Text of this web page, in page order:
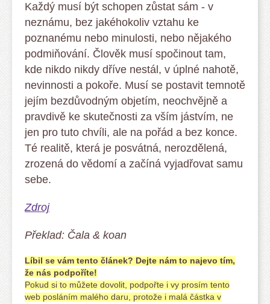
Každý musí být schopen zůstat sám - v
neznámu, bez jakéhokoliv vztahu ke
poznanému nebo minulosti, nebo nějakého
podmiňování. Člověk musí spočinout tam,
kde nikdo nikdy dříve nestál, v úplné nahotě,
nevinnosti a pokoře. Musí se postavit temnotě
jejím bezdůvodným objetím, neochvějně a
pravdivě ke skutečnosti za vším jástvím, ne
jen pro tuto chvíli, ale na pořád a bez konce.
Té realitě, která je posvátná, nerozdělená,
zrozená do vědomí a začíná vyjadřovat samu
sebe.
Zdroj
Překlad: Čala & koan
Líbil se vám tento článek? Dejte nám to najevo tím,
že nás podpoříte!
Pokud si to můžete dovolit, podpořte i vy prosím tento
web posláním malého daru, protože i malá částka v